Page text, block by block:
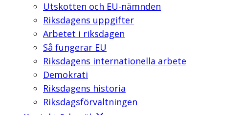
Utskotten och EU-nämnden
Riksdagens uppgifter
Arbetet i riksdagen
Så fungerar EU
Riksdagens internationella arbete
Demokrati
Riksdagens historia
Riksdagsförvaltningen